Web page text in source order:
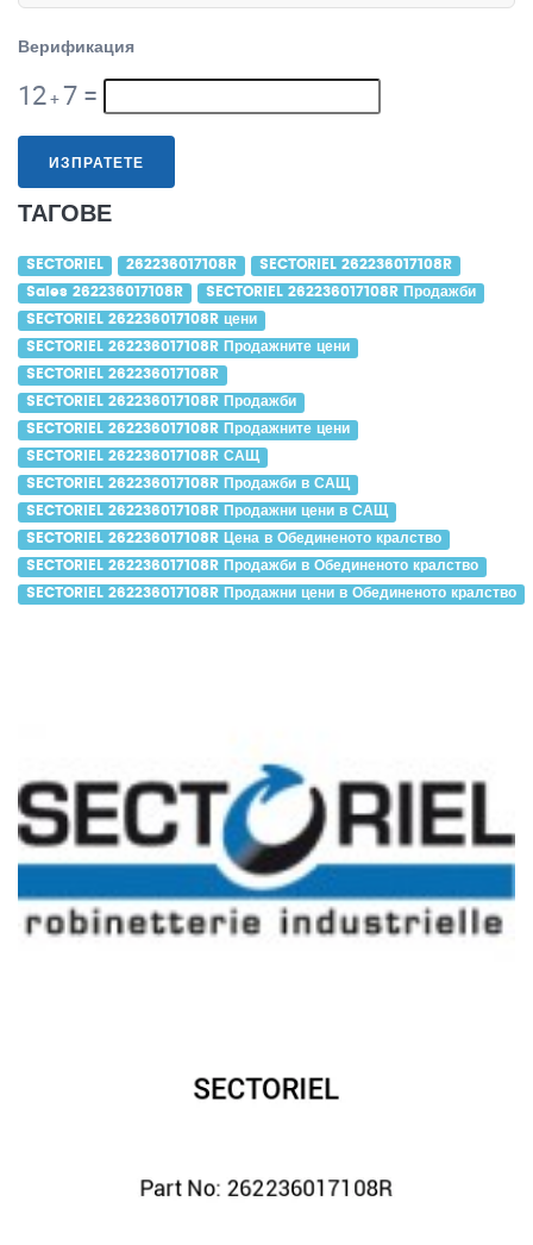
Верификация
12+7 =
ИЗПРАТЕТЕ
ТАГОВЕ
SECTORIEL 262236017108R SECTORIEL 262236017108R
Sales 262236017108R SECTORIEL 262236017108R Продажби
SECTORIEL 262236017108R цени
SECTORIEL 262236017108R Продажните цени
SECTORIEL 262236017108R
SECTORIEL 262236017108R Продажби
SECTORIEL 262236017108R Продажните цени
SECTORIEL 262236017108R САЩ
SECTORIEL 262236017108R Продажби в САЩ
SECTORIEL 262236017108R Продажни цени в САЩ
SECTORIEL 262236017108R Цена в Обединеното кралство
SECTORIEL 262236017108R Продажби в Обединеното кралство
SECTORIEL 262236017108R Продажни цени в Обединеното кралство